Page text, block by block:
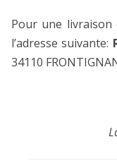
Pour une livraison
l’adresse suivante:
34110